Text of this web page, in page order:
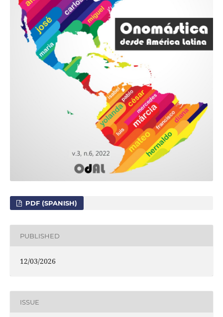
PDF (SPANISH)
PUBLISHED
12/03/2026
ISSUE